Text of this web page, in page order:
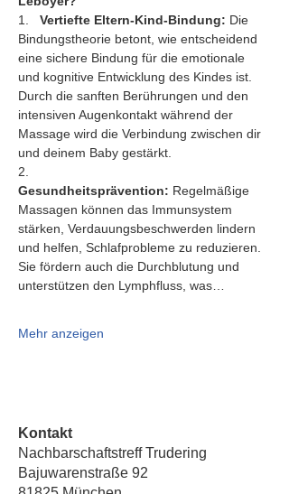
1. Vertiefte Eltern-Kind-Bindung: Die
Bindungstheorie betont, wie entscheidend
eine sichere Bindung für die emotionale
und kognitive Entwicklung des Kindes ist.
Durch die sanften Berührungen und den
intensiven Augenkontakt während der
Massage wird die Verbindung zwischen dir
und deinem Baby gestärkt.
2.
Gesundheitsprävention: Regelmäßige
Massagen können das Immunsystem
stärken, Verdauungsbeschwerden lindern
und helfen, Schlafprobleme zu reduzieren.
Sie fördern auch die Durchblutung und
unterstützen den Lymphfluss, was…
Mehr anzeigen
Kontakt
Nachbarschaftstreff Trudering
Bajuwarenstraße 92